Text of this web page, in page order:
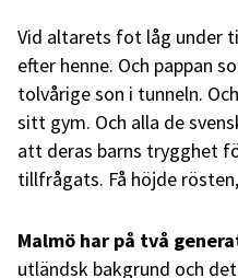
Vid altarets fot låg under
efter henne. Och pappan
tolvårige son i tunneln.
sitt gym. Och alla de
att deras barns trygghet
tillfrågats. Få höjde
Malmö har på två
utländsk bakgrund och